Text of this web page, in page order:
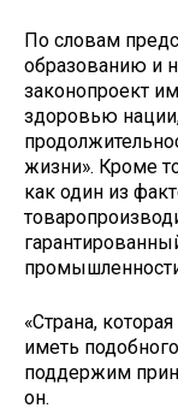
По словам
образованию и
законопроект
здоровью
жизни». Кроме
как один из
«Страна,
иметь
поддержим
он.